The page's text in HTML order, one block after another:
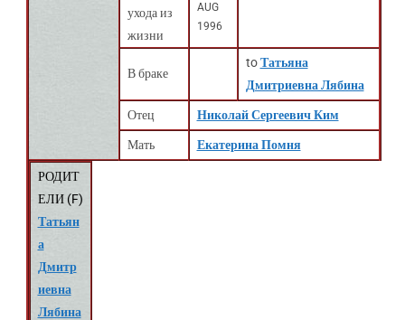
ухода из
жизни
AUG
1996
В браке
toТатьяна
Дмитриевна Лябина
Отец Николай Сергеевич Ким
Мать Екатерина Помня
РОДИТ
ЕЛИ (F)
Татьян
а
Дмитр
иевна
Лябина